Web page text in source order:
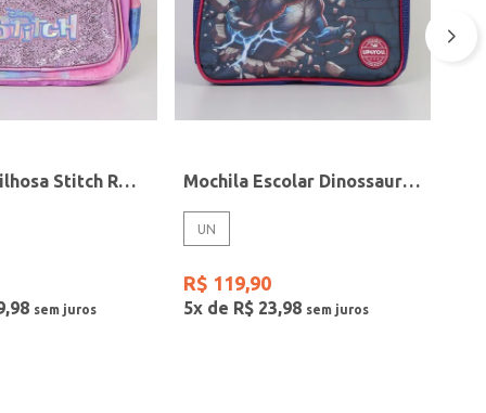
Mochila Brilhosa Stitch ROSA
,98
Mochila Escolar Dinossauro AZUL
UN
R$ 119,90
5x de R$ 23,98